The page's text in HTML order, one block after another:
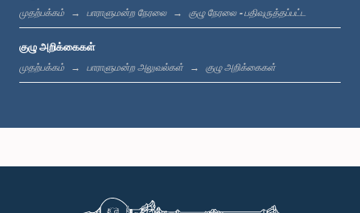
கௌரவ சட்டத்தரணி சிசிர ஜயகொடி, பா.உ.
உறுப்பினர்
முதற்பக்கம் பாராளுமன்ற நேரலை குழு நேரலை - பதிவுருத்தப்பட்ட
குழு அறிக்கைகள்
முதற்பக்கம் பாராளுமன்ற அலுவல்கள் குழு அறிக்கைகள்